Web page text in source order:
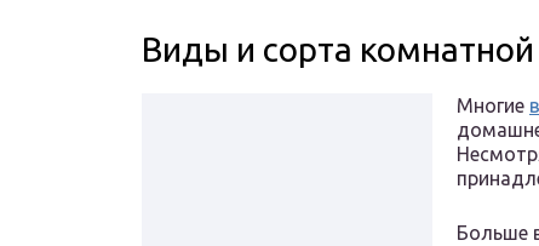
Виды и сорта
Многие
Больше